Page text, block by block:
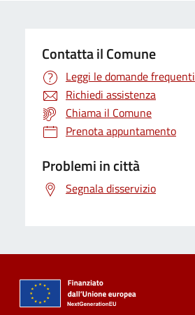
Contatta il Comune
Leggi le domande frequenti
Richiedi assistenza
Chiama il Comune
Prenota appuntamento
Problemi in città
Segnala disservizio